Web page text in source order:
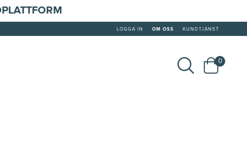
LOGGA IN OM OSS KUNDTJÄNST
0